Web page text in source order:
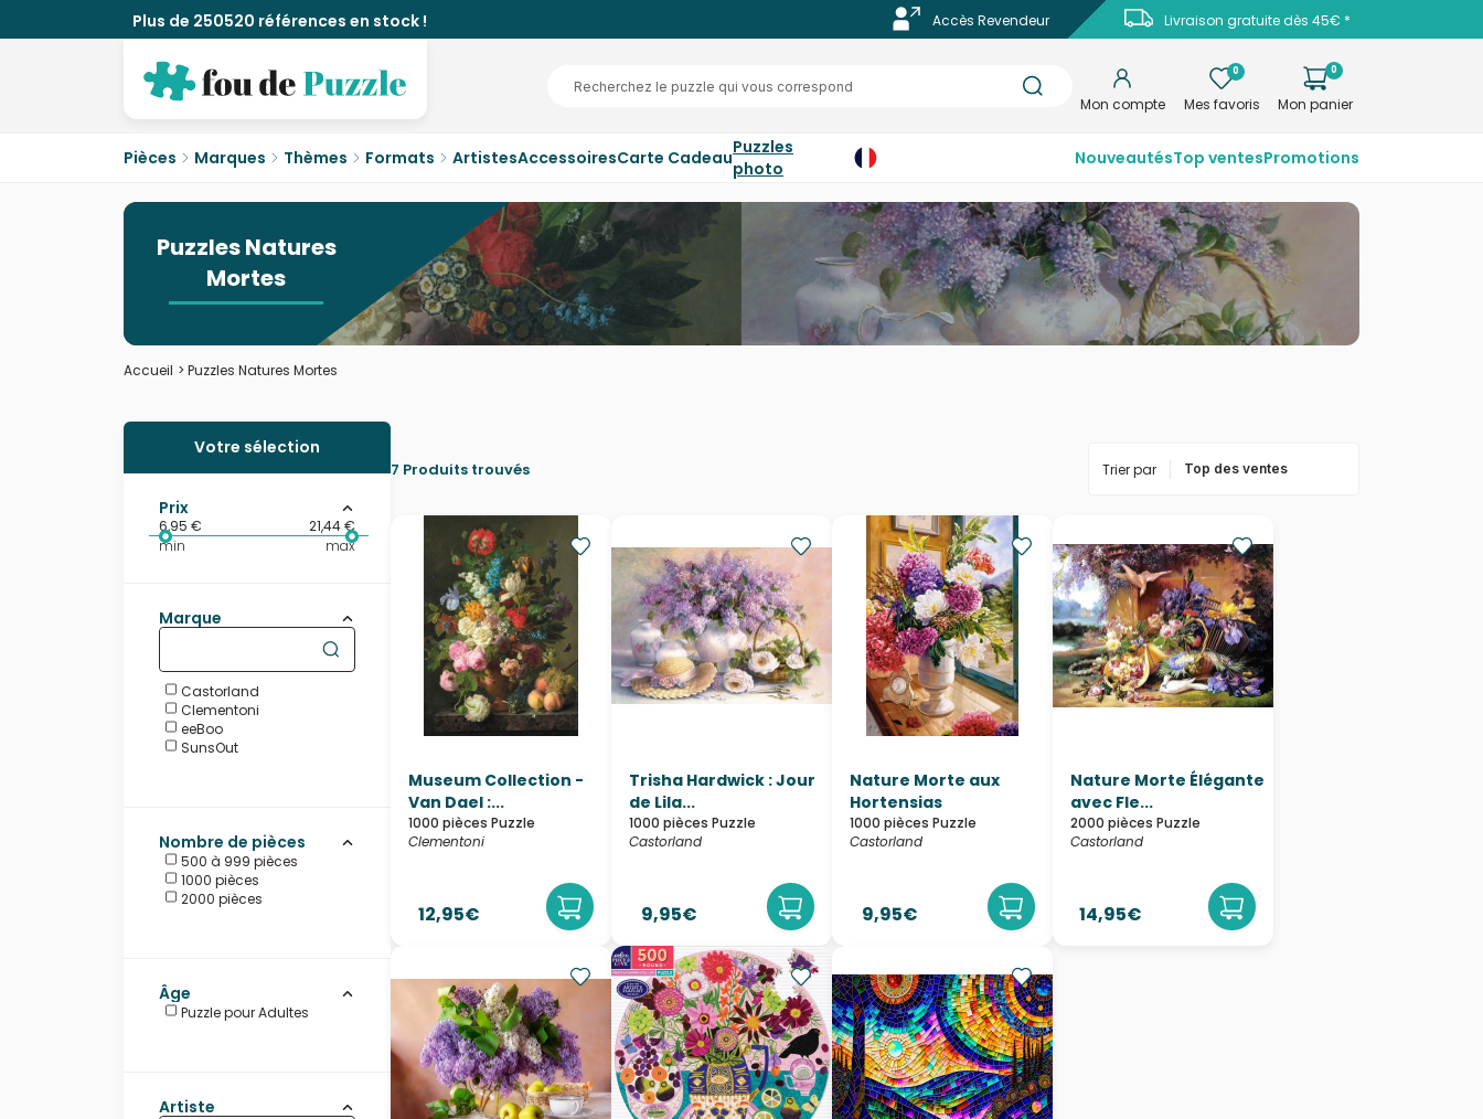
Plus de 250520 références en stock ! Livraison gratuite dès 45€ *
Accès Revendeur
Mon compte
0
Mes favoris
0
Mon panier
Pièces Marques Thèmes Formats ArtistesAccessoiresCarte CadeauPuzzles
photo
NouveautésTop ventesPromotions
Puzzles Natures
Mortes
Accueil > Puzzles Natures Mortes
7 Produits trouvés Trier par
Museum Collection -
Van Dael :...
1000 pièces Puzzle
Clementoni
12,95€
Trisha Hardwick : Jour
de Lila...
1000 pièces Puzzle
Castorland
9,95€
Nature Morte aux
Hortensias
1000 pièces Puzzle
Castorland
9,95€
Nature Morte Élégante
avec Fle...
2000 pièces Puzzle
Castorland
14,95€
Votre sélection
Prix
6,95 €
21,44 €
min
max
Marque
Castorland
Clementoni
eeBoo
SunsOut
Nombre de pièces
500 à 999 pièces
1000 pièces
2000 pièces
Âge
Puzzle pour Adultes
Artiste